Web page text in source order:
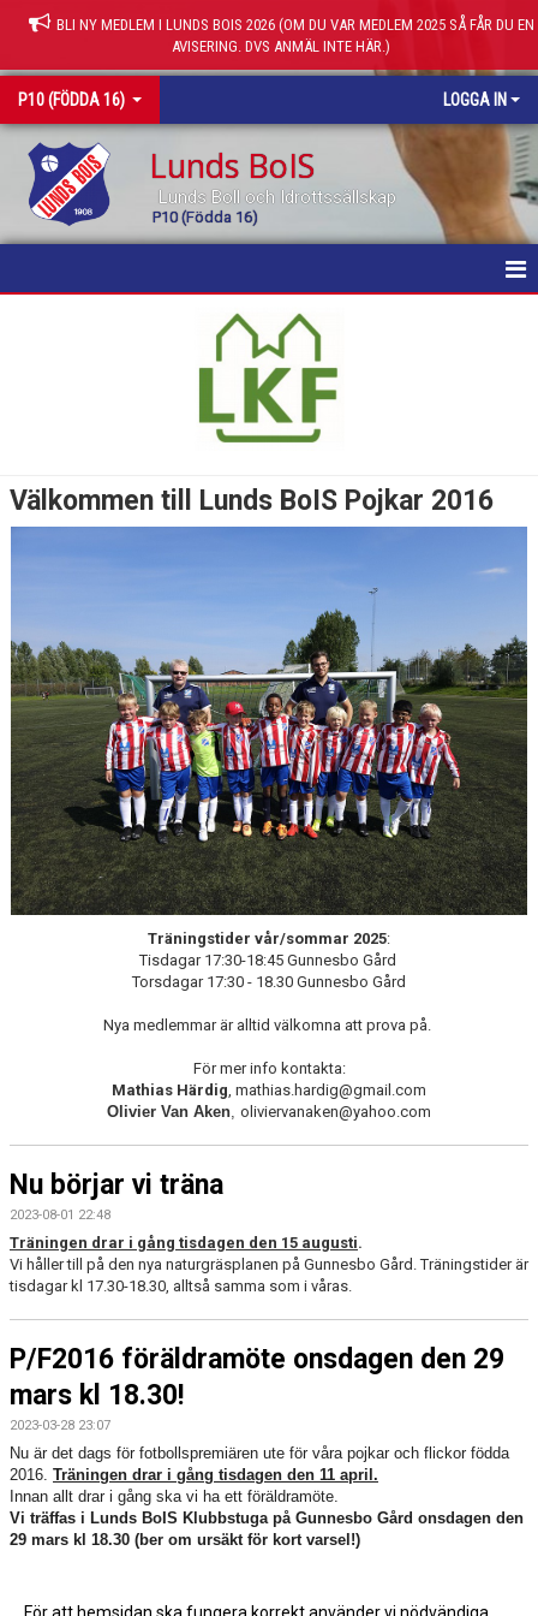
BLI NY MEDLEM I LUNDS BOIS 2026 (OM DU VAR MEDLEM 2025 SÅ FÅR DU EN
AVISERING. DVS ANMÄL INTE HÄR.)
P10 (FÖDDA 16) LOGGA IN
Lunds BoIS
Lunds Boll och Idrottssällskap
P10 (Födda 16)
TRUPPEN
Välkommen till Lunds BoIS Pojkar 2016
Träningstider vår/sommar 2025:
Tisdagar 17:30-18:45 Gunnesbo Gård
Torsdagar 17:30 - 18.30 Gunnesbo Gård
Nya medlemmar är alltid välkomna att prova på.
För mer info kontakta:
Mathias Härdig , mathias.hardig@gmail.com
Olivier Van Aken oliviervanaken@yahoo.com
Nu börjar vi träna
2023-08-01 22:48
Träningen drar i gång tisdagen den 15 augusti.
Vi håller till på den nya naturgräsplanen på Gunnesbo Gård. Träningstider är
tisdagar kl 17.30-18.30, alltså samma som i våras.
P/F2016 föräldramöte onsdagen den 29
mars kl 18.30!
2023-03-28 23:07
Nu är det dags för fotbollspremiären ute för våra pojkar och flickor födda
2016. Träningen drar i gång tisdagen den 11 april.
Innan allt drar i gång ska vi ha ett föräldramöte.
Vi träffas i Lunds BoIS Klubbstuga på Gunnesbo Gård onsdagen den
29 mars kl 18.30 (ber om ursäkt för kort varsel!)